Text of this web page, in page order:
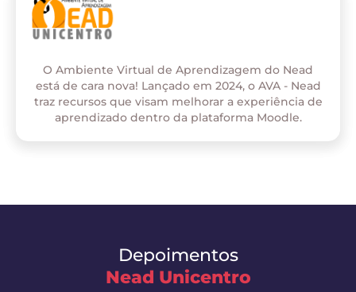
O Ambiente Virtual de Aprendizagem do Nead
está de cara nova! Lançado em 2024, o AVA - Nead
traz recursos que visam melhorar a experiência de
aprendizado dentro da plataforma Moodle.
Depoimentos
Nead Unicentro